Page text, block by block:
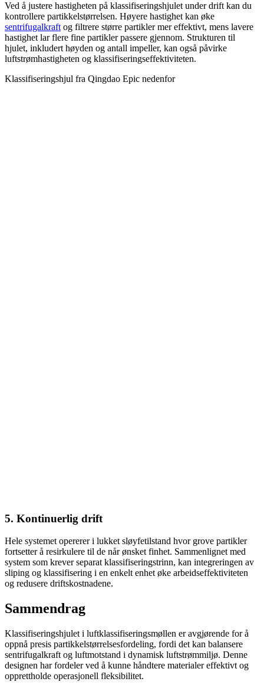
Ved å justere hastigheten på klassifiseringshjulet under drift kan du
kontrollere partikkelstørrelsen. Høyere hastighet kan øke
sentrifugalkraftog filtrere større partikler mer effektivt, mens lavere
hastighet lar flere fine partikler passere gjennom. Strukturen til
hjulet, inkludert høyden og antall impeller, kan også påvirke
luftstrømhastigheten og klassifiseringseffektiviteten.
Klassifiseringshjul fra Qingdao Epic nedenfor
5. Kontinuerlig drift
Hele systemet opererer i lukket sløyfetilstand hvor grove partikler
fortsetter å resirkulere til de når ønsket finhet. Sammenlignet med
system som krever separat klassifiseringstrinn, kan integreringen av
sliping og klassifisering i en enkelt enhet øke arbeidseffektiviteten
og redusere driftskostnadene.
Sammendrag
Klassifiseringshjulet i luftklassifiseringsmøllen er avgjørende for å
oppnå presis partikkelstørrelsesfordeling, fordi det kan balansere
sentrifugalkraft og luftmotstand i dynamisk luftstrømmiljø. Denne
designen har fordeler ved å kunne håndtere materialer effektivt og
opprettholde operasjonell fleksibilitet.